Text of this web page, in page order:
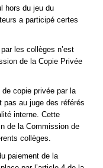
hors du jeu du
a participé certes
les collèges n’est
de la Copie Privée
de copie privée par la
pas au juge des référés
interne. Cette
de la Commission de
collèges.
paiement de la